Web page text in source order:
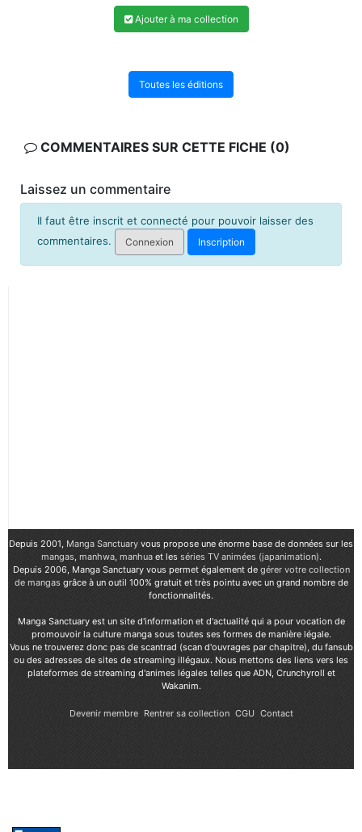
Ajouter à ma collection
Toutes les éditions
COMMENTAIRES SUR CETTE FICHE (0)
Laissez un commentaire
Il faut être inscrit et connecté pour pouvoir laisser des
commentaires.
Connexion Inscription
Depuis 2001, Manga Sanctuary vous propose une énorme base de données sur les
mangas, manhwa, manhuaet les séries TV animées (japanimation).
Depuis 2006, Manga Sanctuary vous permet également de gérer votre collection
de mangasgrâce à un outil 100% gratuit et très pointu avec un grand nombre de
fonctionnalités.
Manga Sanctuary est un site d'information et d'actualité qui a pour vocation de
promouvoir la culture manga sous toutes ses formes de manière légale.
Vous ne trouverez donc pas de scantrad (scan d'ouvrages par chapitre), du fansub
ou des adresses de sites de streaming illégaux. Nous mettons des liens vers les
plateformes de streaming d'animes légales telles que ADN, Crunchyroll et
Wakanim.
Devenir membre Rentrer sa collection CGU Contact